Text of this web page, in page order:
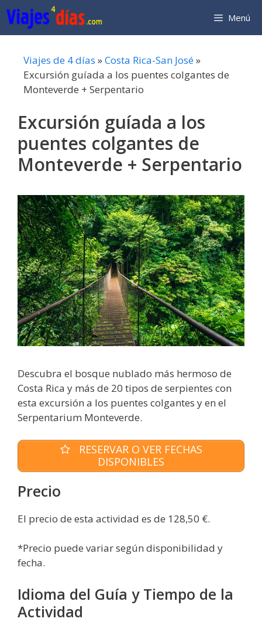
Saltar
al
contenido
Menú
Viajes de 4 días »Costa Rica-San José»
Excursión guíada a los puentes colgantes de
Monteverde + Serpentario
Excursión guíada a los
puentes colgantes de
Monteverde + Serpentario
Descubra el bosque nublado más hermoso de
Costa Rica y más de 20 tipos de serpientes con
esta excursión a los puentes colgantes y en el
Serpentarium Monteverde.
RESERVAR O VER FECHAS
DISPONIBLES
Precio
El precio de esta actividad es de 128,50 €.
*Precio puede variar según disponibilidad y
fecha.
Idioma del Guía y Tiempo de la
Actividad